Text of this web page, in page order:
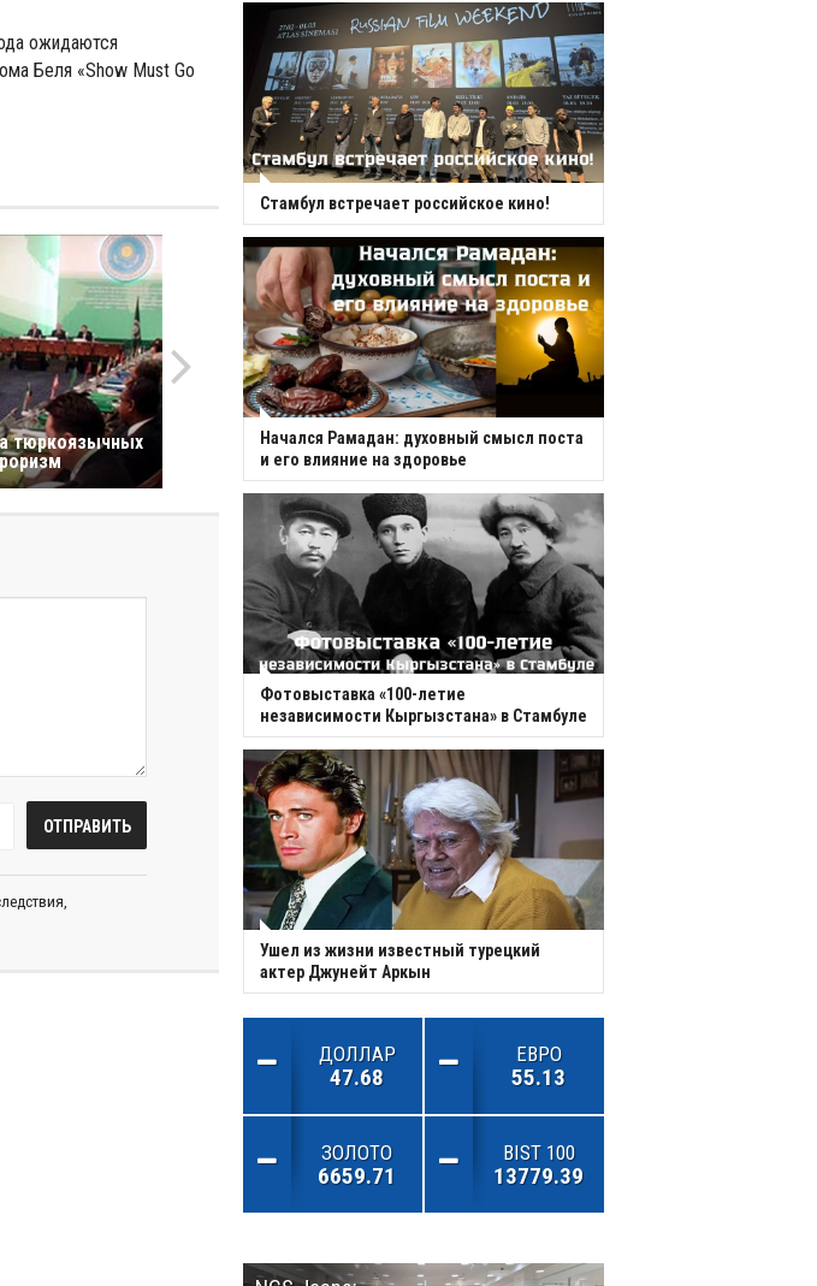
ожидаются
Беля «Show Must Go
тюркоязычных
Стамбул встречает российское кино!
Начался Рамадан: духовный смысл поста
и его влияние на здоровье
Фотовыставка «100-летие
независимости Кыргызстана» в Стамбуле
Ушел из жизни известный турецкий
актер Джунейт Аркын
ДОЛЛАР
47.68
ЕВРО
55.13
ЗОЛОТО
6659.71
BIST 100
13779.39